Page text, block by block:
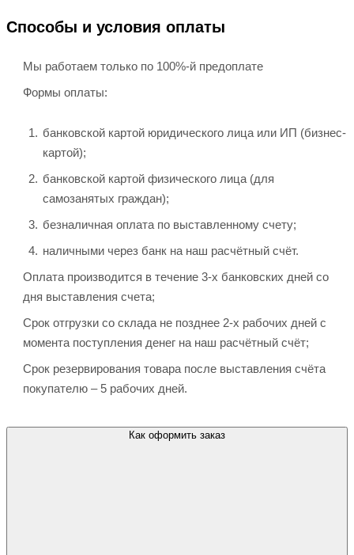
Способы и условия оплаты
Мы работаем только по 100%-й предоплате
Формы оплаты:
банковской картой юридического лица или ИП (бизнес-
картой);
банковской картой физического лица (для
самозанятых граждан);
безналичная оплата по выставленному счету;
наличными через банк на наш расчётный счёт.
Оплата производится в течение 3-х банковских дней со
дня выставления счета;
Срок отгрузки со склада не позднее 2-х рабочих дней с
момента поступления денег на наш расчётный счёт;
Срок резервирования товара после выставления счёта
покупателю – 5 рабочих дней.
Как оформить заказ